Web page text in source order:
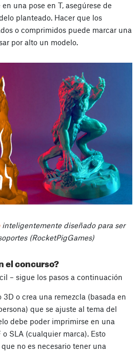
una pose en T, asegúrese de
planteado. Hacer que los
o comprimidos puede marcar una
por alto un modelo.
inteligentemente diseñado para ser
(RocketPigGames)
el concurso?
– sigue los pasos a continuación
3D o crea una remezcla (basada en
que se ajuste al tema del
debe poder imprimirse en una
o SLA (cualquier marca). Esto
no es necesario tener una